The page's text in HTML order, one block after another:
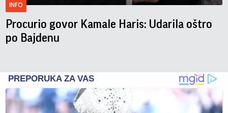
INFO
Procurio govor Kamale Haris: Udarila oštro
po Bajdenu